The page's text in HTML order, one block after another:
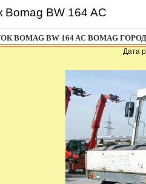
Bomag BW 164 AC
BOMAG BW 164 AC BOMAG ГОРОД
Дата